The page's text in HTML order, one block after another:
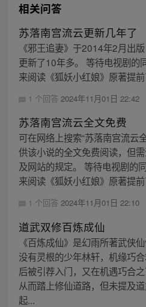
相关问答
苏落南宫流云更新几年了
《邪王追妻》于2014年2月出
更新了10年多。 等待电视剧的
来阅读《狐妖小红娘》原著提前
1 个回答 2024年11月01日 22:42
苏落南宫流云全文免费
可在网络上搜索“苏落南宫流云
供该小说的全文免费阅读，但
及网站的规定。 等待电视剧的
来阅读《狐妖小红娘》原著提前
1 个回答 2024年11月01日 22:10
道武双修百炼成仙
《百炼成仙》是幻雨所著武侠
没有灵根的少年林轩，机缘巧
后被引荐入门，又在机遇巧合
从而踏上修仙道路，但未提及
起...